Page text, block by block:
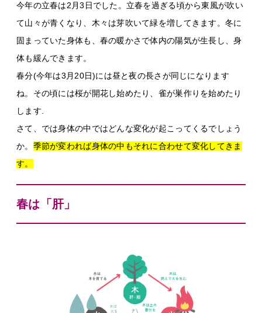
今年の立春は2月3日でした。立春を過ぎる頃から東風が吹い
て山々が青くなり、木々は芽吹いて緑を増してきます。冬に
固まっていた身体も、春の暖かさで体内の陽気が生長し、身
体も緩んできます。
春分(今年は3月20日)には昼と夜の長さが同じになります
ね。その頃には桜が開花し始めたり、雀が巣作りを始めたり
します.
さて、では身体の中ではどんな変化が起こってくるでしょう
か。 季節が変われば身体の中もそれに合わせて変化してきま
す。
春は「肝」